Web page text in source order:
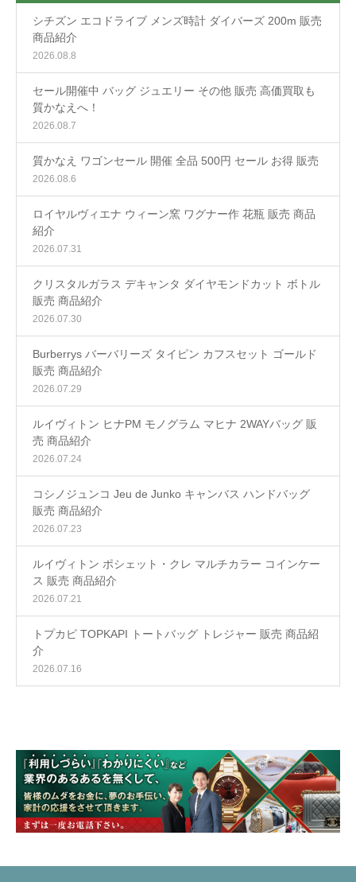
シチズン エコドライブ メンズ時計 ダイバーズ 200m 販売
商品紹介
2026.08.8
セール開催中 バッグ ジュエリー その他 販売 高価買取も
質かなえへ！
2026.08.7
質かなえ ワゴンセール 開催 全品 500円 セール お得 販売
2026.08.6
ロイヤルヴィエナ ウィーン窯 ワグナー作 花瓶 販売 商品
紹介
2026.07.31
クリスタルガラス デキャンタ ダイヤモンドカット ボトル
販売 商品紹介
2026.07.30
Burberrys バーバリーズ タイピン カフスセット ゴールド
販売 商品紹介
2026.07.29
ルイヴィトン ヒナPM モノグラム マヒナ 2WAYバッグ 販
売 商品紹介
2026.07.24
コシノジュンコ Jeu de Junko キャンバス ハンドバッグ
販売 商品紹介
2026.07.23
ルイヴィトン ポシェット・クレ マルチカラー コインケー
ス 販売 商品紹介
2026.07.21
トプカピ TOPKAPI トートバッグ トレジャー 販売 商品紹
介
2026.07.16